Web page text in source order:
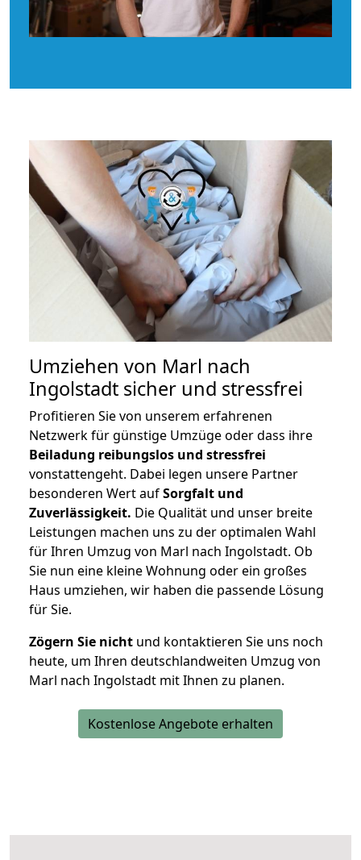
Umziehen von Marl nach
Ingolstadt sicher und stressfrei
Profitieren Sie von unserem erfahrenen
Netzwerk für günstige Umzüge oder dass ihre
Beiladung reibungslos und stressfrei
vonstattengeht. Dabei legen unsere Partner
besonderen Wert aufSorgfalt und
Zuverlässigkeit. Die Qualität und unser breite
Leistungen machen uns zu der optimalen Wahl
für Ihren Umzug von Marl nach Ingolstadt. Ob
Sie nun eine kleine Wohnung oder ein großes
Haus umziehen, wir haben die passende Lösung
für Sie.
Zögern Sie nicht und kontaktieren Sie uns noch
heute, um Ihren deutschlandweiten Umzug von
Marl nach Ingolstadt mit Ihnen zu planen.
Kostenlose Angebote erhalten